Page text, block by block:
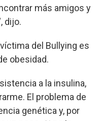
más amigos y
dijo.
del Bullying es
obesidad.
a la insulina,
El problema de
genética y, por